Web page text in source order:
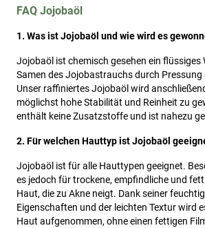
FAQ Jojobaöl
1. Was ist Jojobaöl und wie wird es
Jojobaöl ist chemisch gesehen ein flüssiges
Samen des Jojobastrauchs durch
Unser raffiniertes Jojobaöl wird
möglichst hohe Stabilität und Reinheit zu
enthält keine Zusatzstoffe und ist nahezu
2. Für welchen Hauttyp ist Jojobaöl
Jojobaöl ist für alle Hauttypen geeignet.
es jedoch für trockene, empfindliche und
Haut, die zu Akne neigt. Dank seiner
Eigenschaften und der leichten Textur wird
Haut aufgenommen, ohne einen fettigen